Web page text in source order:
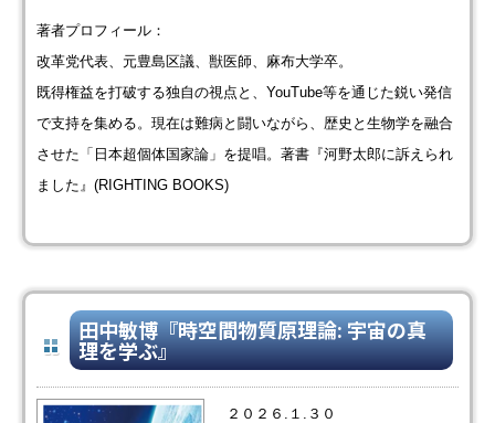
著者プロフィール：
改革党代表、元豊島区議、獣医師、麻布大学卒。
既得権益を打破する独自の視点と、YouTube等を通じた鋭い発信
で支持を集める。現在は難病と闘いながら、歴史と生物学を融合
させた「日本超個体国家論」を提唱。著書『河野太郎に訴えられ
ました』(RIGHTING BOOKS)
田中敏博『時空間物質原理論: 宇宙の真
理を学ぶ』
２０２６.１.３０